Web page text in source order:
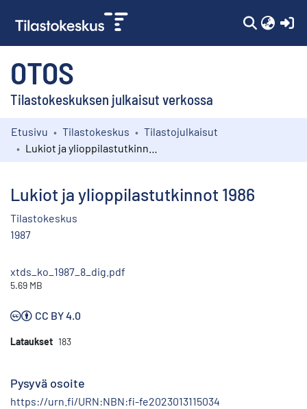
OTOS
Tilastokeskuksen julkaisut verkossa
Kokoelmat
Etusivu Tilastokeskus
Tilastojulkaisut
Lukiot ja ylioppilastutkinnot 1986
Tilastokeskus
1987
xtds_ko_1987_8_dig.pdf
5.69 MB
CC BY 4.0
Lataukset 183
Pysyvä osoite
https://urn.fi/URN:NBN:fi-fe2023013115034